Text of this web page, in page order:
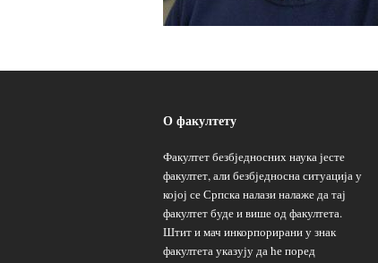
О факултету
Факултет безбједносних наука јесте
факултет, али безбједносна ситуација у
којој се Српска налази налаже да тај
факултет буде и више од факултета.
Штит и мач инкорпорирани у знак
факултета указују да ће поред